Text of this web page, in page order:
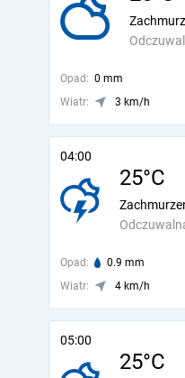
Opad: 0 mm
Wiatr:
3 km/h
04:00
25°C
Opad: 0.9 mm
Wiatr:
4 km/h
05:00
25°C